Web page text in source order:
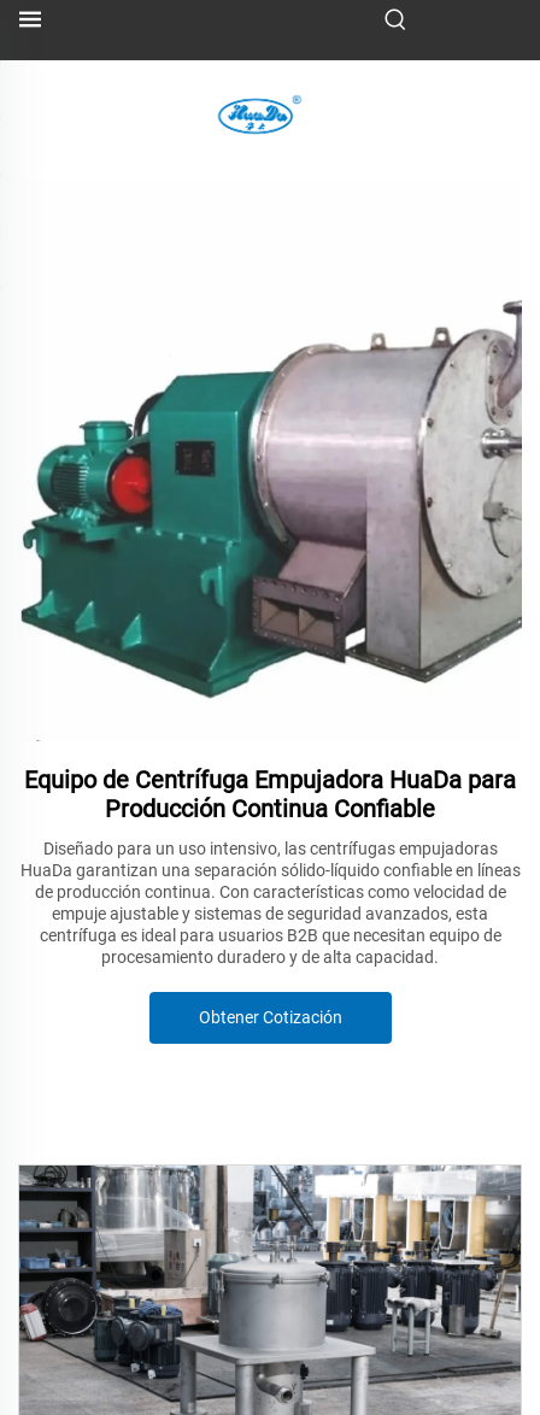
Equipo de Centrífuga Empujadora HuaDa para
Producción Continua Confiable
Diseñado para un uso intensivo, las centrífugas empujadoras
HuaDa garantizan una separación sólido-líquido confiable en líneas
de producción continua. Con características como velocidad de
empuje ajustable y sistemas de seguridad avanzados, esta
centrífuga es ideal para usuarios B2B que necesitan equipo de
procesamiento duradero y de alta capacidad.
Obtener Cotización